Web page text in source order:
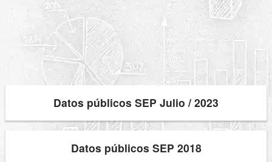
Datos públicos SEP Julio / 2023
Datos públicos SEP 2018